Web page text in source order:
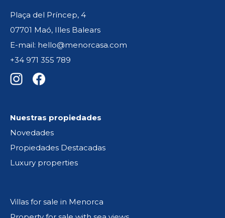
Plaça del Príncep, 4
07701 Maó, Illes Balears
E-mail: hello@menorcasa.com
+34 971 355 789
Nuestras propiedades
Novedades
Propiedades Destacadas
Luxury properties
Villas for sale in Menorca